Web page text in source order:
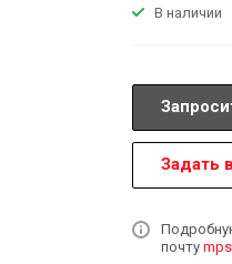
В наличии
Задать
почту